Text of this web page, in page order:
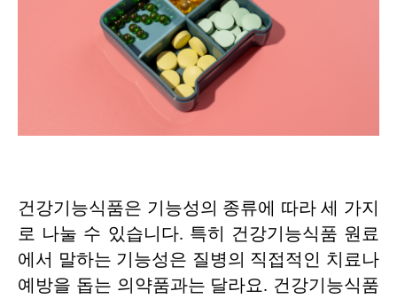
건강기능식품은 기능성의 종류에 따라 세 가지
로 나눌 수 있습니다. 특히 건강기능식품 원료
에서 말하는 기능성은 질병의 직접적인 치료나
예방을 돕는 의약품과는 달라요. 건강기능식품